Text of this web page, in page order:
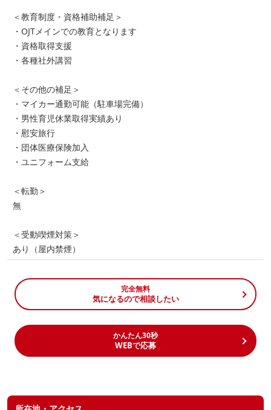
＜教育制度・資格補助補足＞
・OJTメインでの教育となります
・資格取得支援
・各種社外講習
＜その他の補足＞
・マイカー通勤可能（駐車場完備）
・男性育児休業取得実績あり
・慰安旅行
・団体医療保険加入
・ユニフォーム支給
＜転勤＞
無
＜受動喫煙対策＞
あり（屋内禁煙）
完全無料
気になるので相談したい
かんたん30秒
WEBで応募